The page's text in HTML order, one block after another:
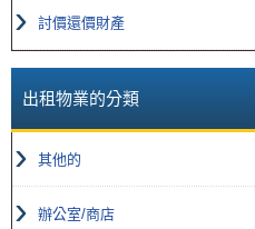
討價還價財產
出租物業的分類
其他的
辦公室/商店